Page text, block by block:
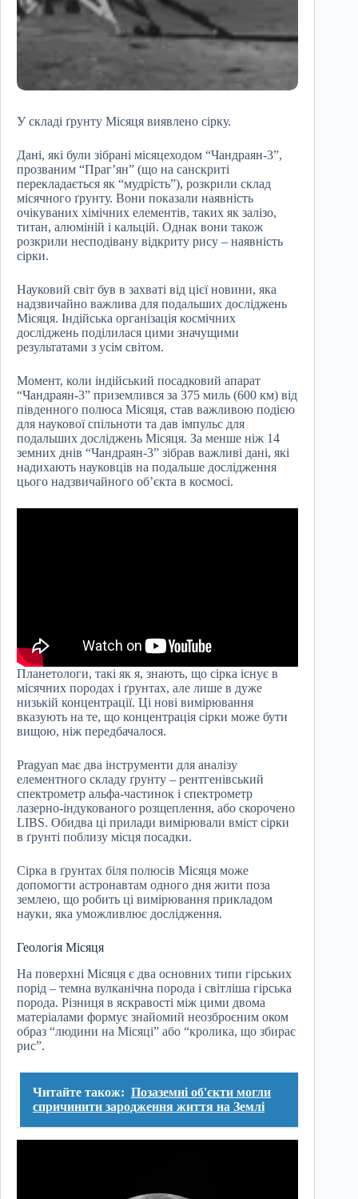
У складі ґрунту Місяця виявлено сірку.
Дані, які були зібрані місяцеходом “Чандраян-3”,
прозваним “Праг’ян” (що на санскриті
перекладається як “мудрість”), розкрили склад
місячного ґрунту. Вони показали наявність
очікуваних хімічних елементів, таких як залізо,
титан, алюміній і кальцій. Однак вони також
розкрили несподівану відкриту рису – наявність
сірки.
Науковий світ був в захваті від цієї новини, яка
надзвичайно важлива для подальших досліджень
Місяця. Індійська організація космічних
досліджень поділилася цими значущими
результатами з усім світом.
Момент, коли індійський посадковий апарат
“Чандраян-3” приземлився за 375 миль (600 км) від
південного полюса Місяця, став важливою подією
для наукової спільноти та дав імпульс для
подальших досліджень Місяця. За менше ніж 14
земних днів “Чандраян-3” зібрав важливі дані, які
надихають науковців на подальше дослідження
цього надзвичайного об’єкта в космосі.
Планетологи, такі як я, знають, що сірка існує в
місячних породах і ґрунтах, але лише в дуже
низькій концентрації. Ці нові вимірювання
вказують на те, що концентрація сірки може бути
вищою, ніж передбачалося.
Pragyan має два інструменти для аналізу
елементного складу ґрунту – рентгенівський
спектрометр альфа-частинок і спектрометр
лазерно-індукованого розщеплення, або скорочено
LIBS. Обидва ці прилади вимірювали вміст сірки
в ґрунті поблизу місця посадки.
Сірка в ґрунтах біля полюсів Місяця може
допомогти астронавтам одного дня жити поза
землею, що робить ці вимірювання прикладом
науки, яка уможливлює дослідження.
Геологія Місяця
На поверхні Місяця є два основних типи гірських
порід – темна вулканічна порода і світліша гірська
порода. Різниця в яскравості між цими двома
матеріалами формує знайомий неозброєним оком
образ “людини на Місяці” або “кролика, що збирає
рис”.
Читайте також: Позаземні об'єкти могли
спричинити зародження життя на Землі